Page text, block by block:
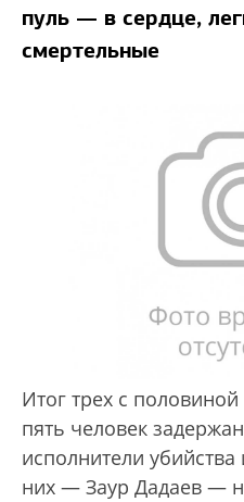
пуль — в сердце,
смертельные
Итог трех с
пять человек
исполнители
них — Заур Дадаев —